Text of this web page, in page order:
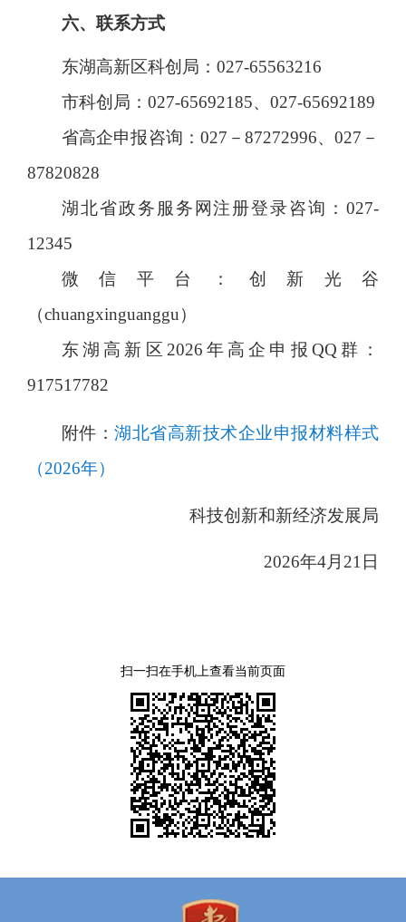
六、联系方式
东湖高新区科创局：027-65563216
市科创局：027-65692185、027-65692189
省高企申报咨询：027－87272996、027－
87820828
湖北省政务服务网注册登录咨询：027-
12345
微信平台：创新光谷
（chuangxinguanggu）
东湖高新区2026年高企申报QQ群：
917517782
附件：湖北省高新技术企业申报材料样式
（2026年）
科技创新和新经济发展局
2026年4月21日
扫一扫在手机上查看当前页面